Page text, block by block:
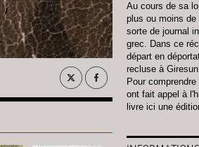
Au cours de sa
plus ou moins
sorte de journal
grec. Dans ce
départ en
recluse à
Pour
ont fait appel à
livre ici une